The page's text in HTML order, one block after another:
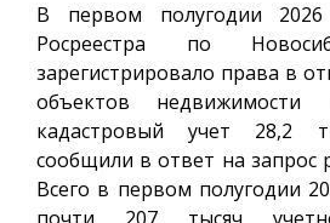
В первом полугодии 2026
Росреестра по
зарегистрировало права в
объектов
кадастровый учет 28,2
сообщили в ответ на запрос
Всего в первом полугодии